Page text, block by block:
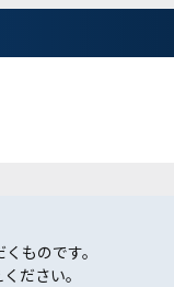
ものです。
ださい。